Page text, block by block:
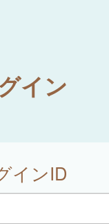
イン
インID